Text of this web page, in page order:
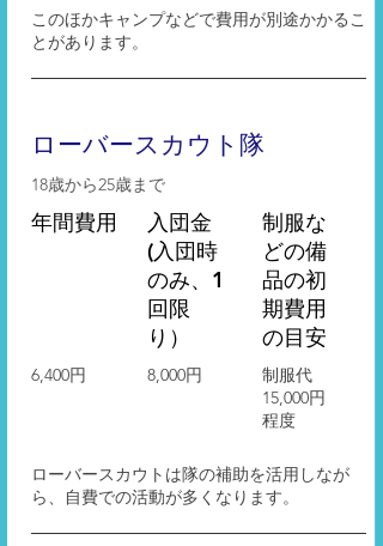
このほかキャンプなどで費用が別途かかるこ
とがあります。
ローバースカウト隊
18歳から25歳まで
年間費用
入団金
(入団時
のみ、1
回限
り）
6,400円 ​8,000円
​制服な
どの備
品の初
期費用
の目安
制服代
15,000円
程度
ローバースカウトは隊の補助を活用しなが
ら、自費での活動が多くなります。